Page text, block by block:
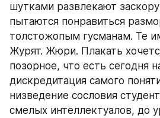
шутками развлекают
пытаются понравиться
толстожопым гусманам. Те
Журят. Жюри. Плакать
позорное, что есть сегодня
дискредитация самого
низведение сословия
смелых интеллектуалов, до